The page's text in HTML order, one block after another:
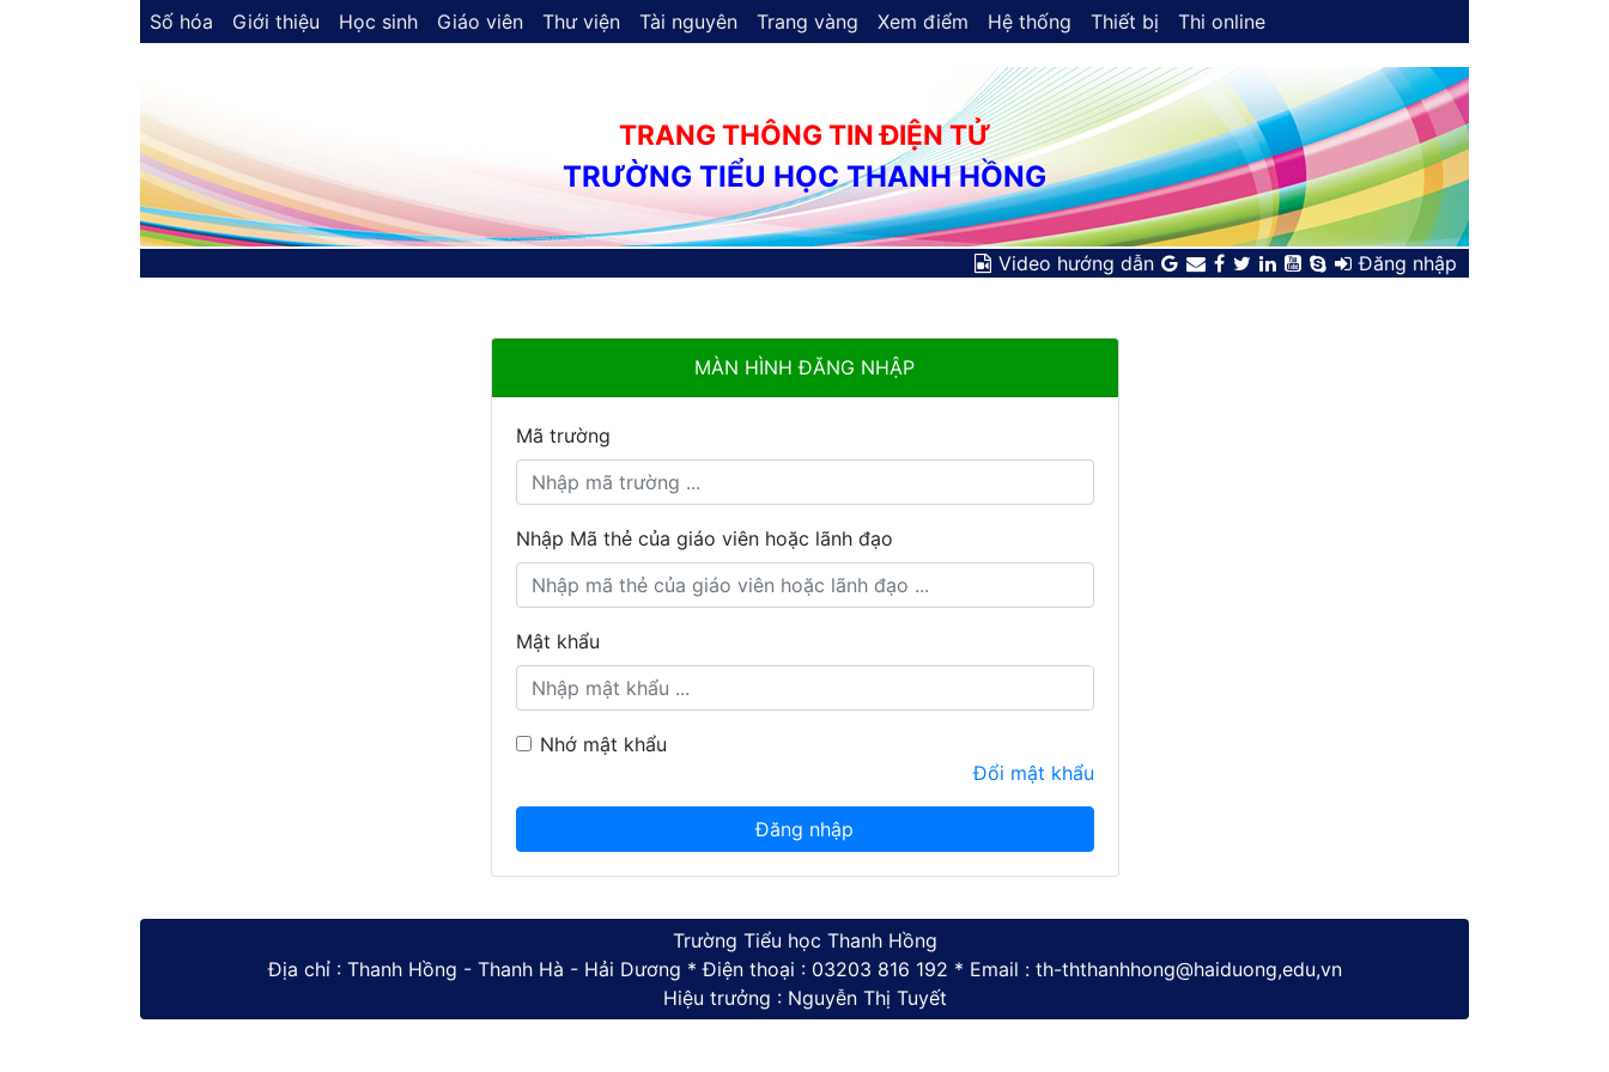
Số hóa Giới thiệu Học sinh Giáo viên Thư viện Tài nguyên Trang vàng Xem điểm Hệ thống Thiết bị Thi online
TRANG THÔNG TIN ĐIỆN TỬ
TRƯỜNG TIỂU HỌC THANH HỒNG
Video hướng dẫn Đăng nhập
MÀN HÌNH ĐĂNG NHẬP
Mã trường
Nhập Mã thẻ của giáo viên hoặc lãnh đạo
Mật khẩu
Nhớ mật khẩu
Đổi mật khẩu
Trường Tiểu học Thanh Hồng
Địa chỉ : Thanh Hồng - Thanh Hà - Hải Dương * Điện thoại : 03203 816 192 * Email : th-ththanhhong@haiduong,edu,vn
Hiệu trưởng : Nguyễn Thị Tuyết